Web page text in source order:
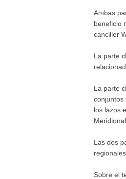
Ambas
beneficio
canciller
La parte
La parte
conjuntos
los lazos
Las dos
Sobre el